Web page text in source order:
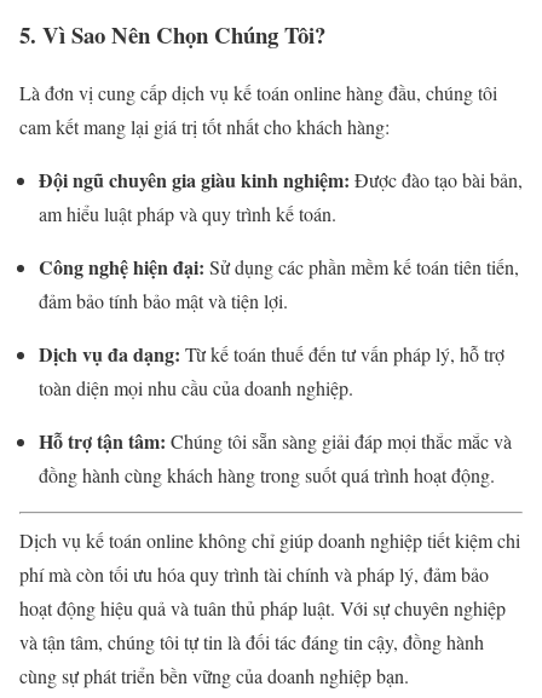
5. Vì Sao Nên Chọn Chúng Tôi?
Là đơn vị cung cấp dịch vụ kế toán online hàng đầu, chúng tôi
cam kết mang lại giá trị tốt nhất cho khách hàng:
Đội ngũ chuyên gia giàu kinh nghiệm: Được đào tạo bài bản,
am hiểu luật pháp và quy trình kế toán.
Công nghệ hiện đại: Sử dụng các phần mềm kế toán tiên tiến,
đảm bảo tính bảo mật và tiện lợi.
Dịch vụ đa dạng: Từ kế toán thuế đến tư vấn pháp lý, hỗ trợ
toàn diện mọi nhu cầu của doanh nghiệp.
Hỗ trợ tận tâm: Chúng tôi sẵn sàng giải đáp mọi thắc mắc và
đồng hành cùng khách hàng trong suốt quá trình hoạt động.
Dịch vụ kế toán online không chỉ giúp doanh nghiệp tiết kiệm chi
phí mà còn tối ưu hóa quy trình tài chính và pháp lý, đảm bảo
hoạt động hiệu quả và tuân thủ pháp luật. Với sự chuyên nghiệp
và tận tâm, chúng tôi tự tin là đối tác đáng tin cậy, đồng hành
cùng sự phát triển bền vững của doanh nghiệp bạn.